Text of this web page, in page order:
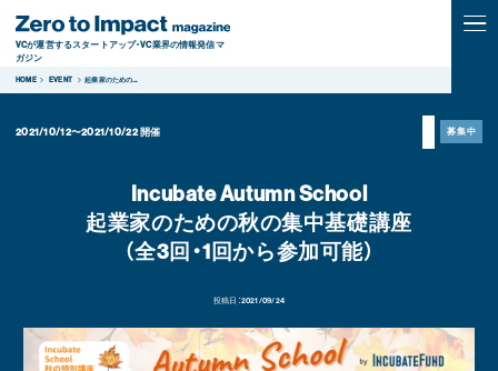
VCが運営するスタートアップ・VC業界の情報発信マ
ガジン
HOME EVENT 起業家のための...
2021/10/12〜2021/10/22開催 募集中
Incubate Autumn School
起業家のための秋の集中基礎講座
（全3回・1回から参加可能）
投稿日：2021/09/24